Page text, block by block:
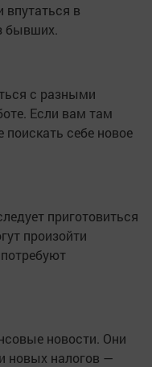
впутаться в
бывших.
с разными
Если вам там
себе новое
приготовиться
произойти
новости. Они
новых налогов —